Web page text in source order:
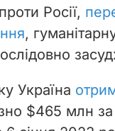
Росії,
,
Україна
$465 млн за